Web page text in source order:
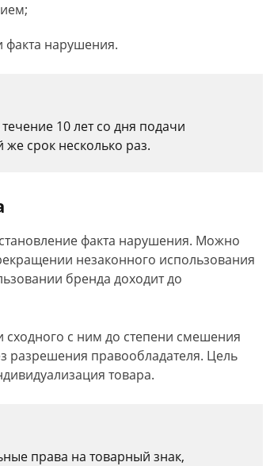
факта нарушения.
10 лет со дня подачи
срок несколько раз.
факта нарушения. Можно
незаконного использования
бренда доходит до
с ним до степени смешения
разрешения правообладателя. Цель
товара.
права на товарный знак,